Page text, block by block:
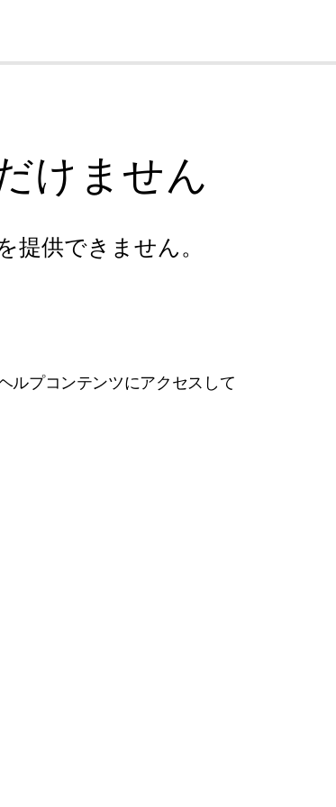
けません
供できません。
ルプコンテンツにアクセスして